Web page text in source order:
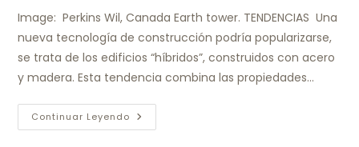
Image: Perkins Wil, Canada Earth tower. TENDENCIAS Una
nueva tecnología de construcción podría popularizarse,
se trata de los edificios “híbridos”, construidos con acero
y madera. Esta tendencia combina las propiedades…
Continuar Leyendo